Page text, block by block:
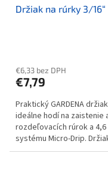
Držiak na rúrky 3/16“
€6,33 bez DPH
€7,79
Praktický GARDENA
ideálne hodí na zaistenie
rozdeľovacích rúrok a
systému Micro-Drip.
na rúrku a rovnako...